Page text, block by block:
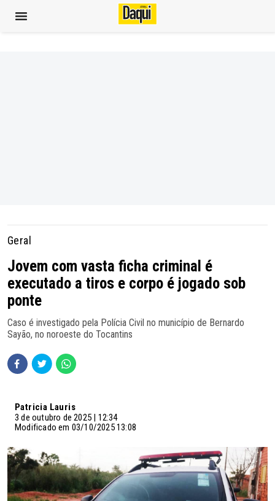
Geral
Jovem com vasta ficha criminal é
executado a tiros e corpo é jogado sob
ponte
Caso é investigado pela Polícia Civil no município de Bernardo
Sayão, no noroeste do Tocantins
Patricia Lauris
3 de outubro de 2025 | 12:34
Modificado em 03/10/2025 13:08